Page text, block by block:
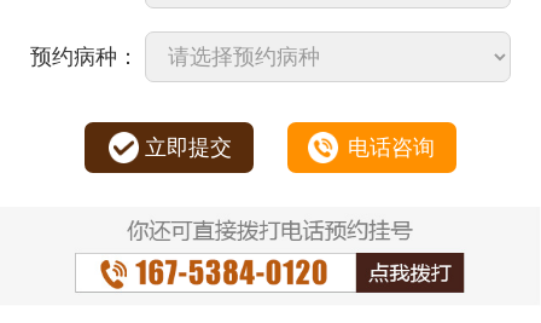
预约病种：
立即提交 电话咨询